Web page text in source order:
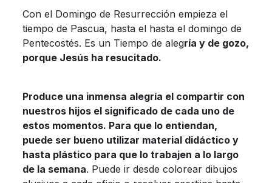
Con el Domingo de Resurrección empieza el
tiempo de Pascua, hasta el hasta el domingo de
Pentecostés. Es un Tiempo de alegría y de gozo,
porque Jesús ha resucitado.
Produce una inmensa alegría el compartir con
nuestros hijos el significado de cada uno de
estos momentos. Para que lo entiendan,
puede ser bueno utilizar material didáctico y
hasta plástico para que lo trabajen a lo largo
de la semana. Puede ir desde colorear dibujos